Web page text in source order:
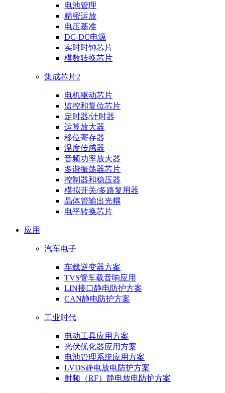
电池管理
精密运放
电压基准
DC-DC电源
实时时钟芯片
模数转换芯片
集成芯片2
电机驱动芯片
监控和复位芯片
定时器/计时器
运算放大器
移位寄存器
温度传感器
音频功率放大器
多谐振荡器芯片
控制器和稳压器
模拟开关/多路复用器
晶体管输出光耦
电平转换芯片
应用
汽车电子
车载逆变器方案
TVS管车载音响应用
LIN接口静电防护方案
CAN静电防护方案
工业时代
电动工具应用方案
光伏优化器应用方案
电池管理系统应用方案
LVDS静电放电防护方案
射频（RF）静电放电防护方案